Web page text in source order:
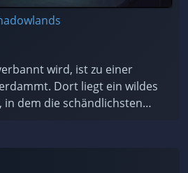
wird, ist zu einer
Dort liegt ein wildes
dem die schändlichsten